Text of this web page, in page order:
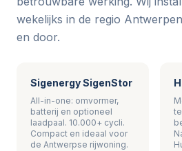
wekelijks in de regio
en door.
Sigenergy SigenStor
All-in-one: omvormer,
batterij en optioneel
laadpaal. 10.000+ cycli.
Compact en ideaal voor
de Antwerpse rijwoning.